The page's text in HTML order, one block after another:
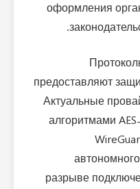
оформления
предоставляют
Актуальные
алгоритмами
разрыве